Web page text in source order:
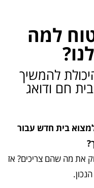
למה
להמשיך
חם ודואג
בית חדש עבור
את מה שהם צריכים? אז